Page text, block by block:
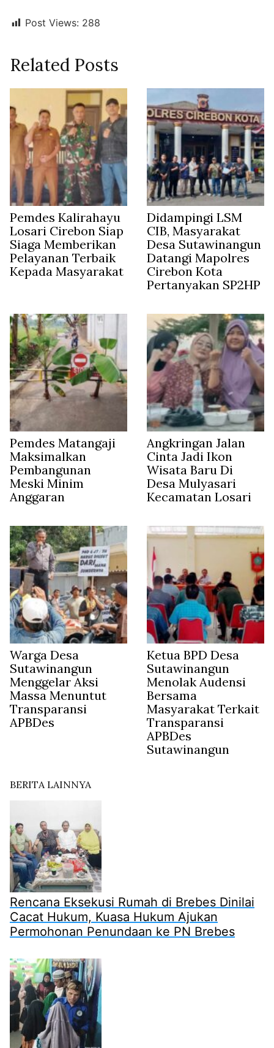
Post Views: 288
Related Posts
Pemdes Kalirahayu
Losari Cirebon Siap
Siaga Memberikan
Pelayanan Terbaik
Kepada Masyarakat
Didampingi LSM
CIB, Masyarakat
Desa Sutawinangun
Datangi Mapolres
Cirebon Kota
Pertanyakan SP2HP
Pemdes Matangaji
Maksimalkan
Pembangunan
Meski Minim
Anggaran
Angkringan Jalan
Cinta Jadi Ikon
Wisata Baru Di
Desa Mulyasari
Kecamatan Losari
Warga Desa
Sutawinangun
Menggelar Aksi
Massa Menuntut
Transparansi
APBDes
Ketua BPD Desa
Sutawinangun
Menolak Audensi
Bersama
Masyarakat Terkait
Transparansi
APBDes
Sutawinangun
BERITA LAINNYA
Rencana Eksekusi Rumah di Brebes Dinilai
Cacat Hukum, Kuasa Hukum Ajukan
Permohonan Penundaan ke PN Brebes